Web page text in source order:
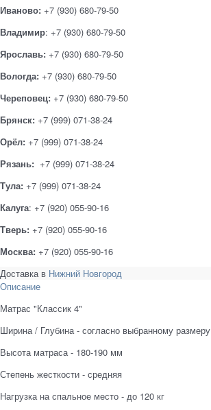
Иваново: +7 (930) 680-79-50
Владимир: +7 (930) 680-79-50
Ярославь: +7 (930) 680-79-50
Вологда: +7 (930) 680-79-50
Череповец: +7 (930) 680-79-50
Брянск: +7 (999) 071-38-24
Орёл: +7 (999) 071-38-24
Рязань: +7 (999) 071-38-24
Тула: +7 (999) 071-38-24
Калуга: +7 (920) 055-90-16
Тверь: +7 (920) 055-90-16
Москва: +7 (920) 055-90-16
Доставка в Нижний Новгород
Описание
Матрас "Классик 4"
Ширина / Глубина - согласно выбранному размеру
Высота матраса - 180-190 мм
Степень жесткости - средняя
Нагрузка на спальное место - до 120 кг